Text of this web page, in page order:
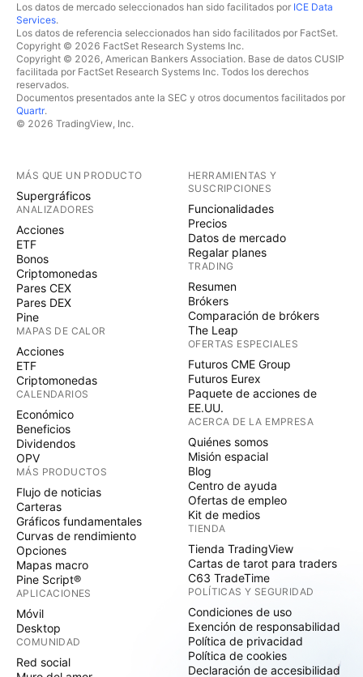
Los datos de mercado seleccionados han sido facilitados por ICE Data
Services.
Los datos de referencia seleccionados han sido facilitados por FactSet.
Copyright © 2026 FactSet Research Systems Inc.
Copyright © 2026, American Bankers Association. Base de datos CUSIP
facilitada por FactSet Research Systems Inc. Todos los derechos
reservados.
Documentos presentados ante la SEC y otros documentos facilitados por
Quartr.
© 2026 TradingView, Inc.
MÁS QUE UN PRODUCTO
Supergráficos
ANALIZADORES
Acciones
ETF
Bonos
Criptomonedas
Pares CEX
Pares DEX
Pine
MAPAS DE CALOR
Acciones
ETF
Criptomonedas
CALENDARIOS
Económico
Beneficios
Dividendos
OPV
MÁS PRODUCTOS
Flujo de noticias
Carteras
Gráficos fundamentales
Curvas de rendimiento
Opciones
Mapas macro
Pine Script®
APLICACIONES
Móvil
Desktop
COMUNIDAD
Red social
HERRAMIENTAS Y
SUSCRIPCIONES
Funcionalidades
Precios
Datos de mercado
Regalar planes
TRADING
Resumen
Brókers
Comparación de brókers
The Leap
OFERTAS ESPECIALES
Futuros CME Group
Futuros Eurex
Paquete de acciones de
EE.UU.
ACERCA DE LA EMPRESA
Quiénes somos
Misión espacial
Blog
Centro de ayuda
Ofertas de empleo
Kit de medios
TIENDA
Tienda TradingView
Cartas de tarot para traders
C63 TradeTime
POLÍTICAS Y SEGURIDAD
Condiciones de uso
Exención de responsabilidad
Política de privacidad
Política de cookies
Declaración de accesibilidad